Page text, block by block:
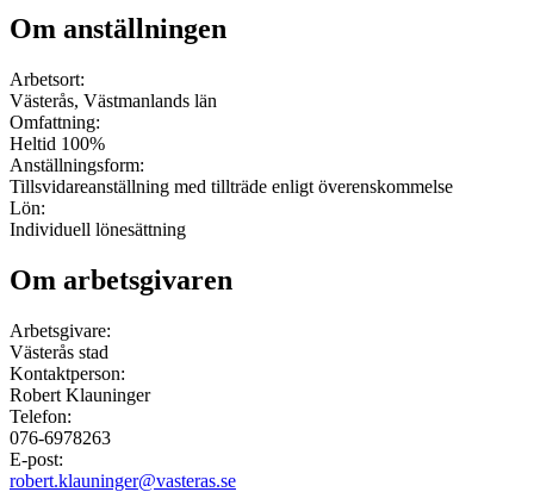
Om anställningen
Arbetsort:
Västerås, Västmanlands län
Omfattning:
Heltid 100%
Anställningsform:
Tillsvidareanställning med tillträde enligt överenskommelse
Lön:
Individuell lönesättning
Om arbetsgivaren
Arbetsgivare:
Västerås stad
Kontaktperson:
Robert Klauninger
Telefon:
076-6978263
E-post:
robert.klauninger@vasteras.se